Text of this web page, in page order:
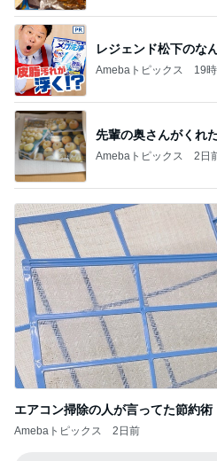
レジェンド松下のな
Amebaトピックス 19
先輩の奥さんがくれ
Amebaトピックス 2日
エアコン掃除の人が言ってた節約術
Amebaトピックス 2日前